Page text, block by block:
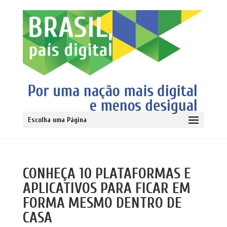
Escolha uma Página
CONHEÇA 10 PLATAFORMAS E
APLICATIVOS PARA FICAR EM
FORMA MESMO DENTRO DE
CASA